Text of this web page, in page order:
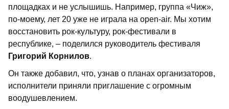
площадках и не услышишь. Например, группа «Чиж»,
по-моему, лет 20 уже не играла на open-air. Мы хотим
восстановить рок-культуру, рок-фестивали в
республике, – поделился руководитель фестиваля
Григорий Корнилов.
Он также добавил, что, узнав о планах организаторов,
исполнители приняли приглашение с огромным
воодушевлением.